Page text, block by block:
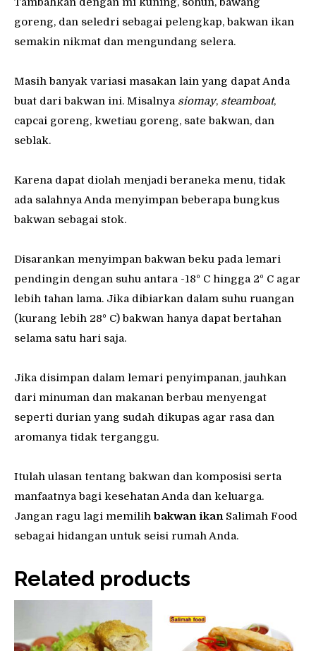
goreng, dan seledri sebagai pelengkap, bakwan ikan
semakin nikmat dan mengundang selera.
Masih banyak variasi masakan lain yang dapat Anda
buat dari bakwan ini. Misalnya siomay, steamboat,
capcai goreng, kwetiau goreng, sate bakwan, dan
seblak.
Karena dapat diolah menjadi beraneka menu, tidak
ada salahnya Anda menyimpan beberapa bungkus
bakwan sebagai stok.
Disarankan menyimpan bakwan beku pada lemari
pendingin dengan suhu antara -18º C hingga 2º C agar
lebih tahan lama. Jika dibiarkan dalam suhu ruangan
(kurang lebih 28º C) bakwan hanya dapat bertahan
selama satu hari saja.
Jika disimpan dalam lemari penyimpanan, jauhkan
dari minuman dan makanan berbau menyengat
seperti durian yang sudah dikupas agar rasa dan
aromanya tidak terganggu.
Itulah ulasan tentang bakwan dan komposisi serta
manfaatnya bagi kesehatan Anda dan keluarga.
Jangan ragu lagi memilihbakwan ikanSalimah Food
sebagai hidangan untuk seisi rumah Anda.
Related products